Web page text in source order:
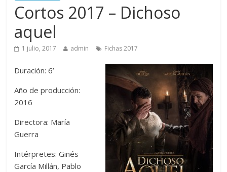
Cortos 2017 – Dichoso
aquel
1 julio, 2017 admin Fichas 2017
Duración: 6’
Año de producción:
2016
Directora: María
Guerra
Intérpretes: Ginés
García Millán, Pablo